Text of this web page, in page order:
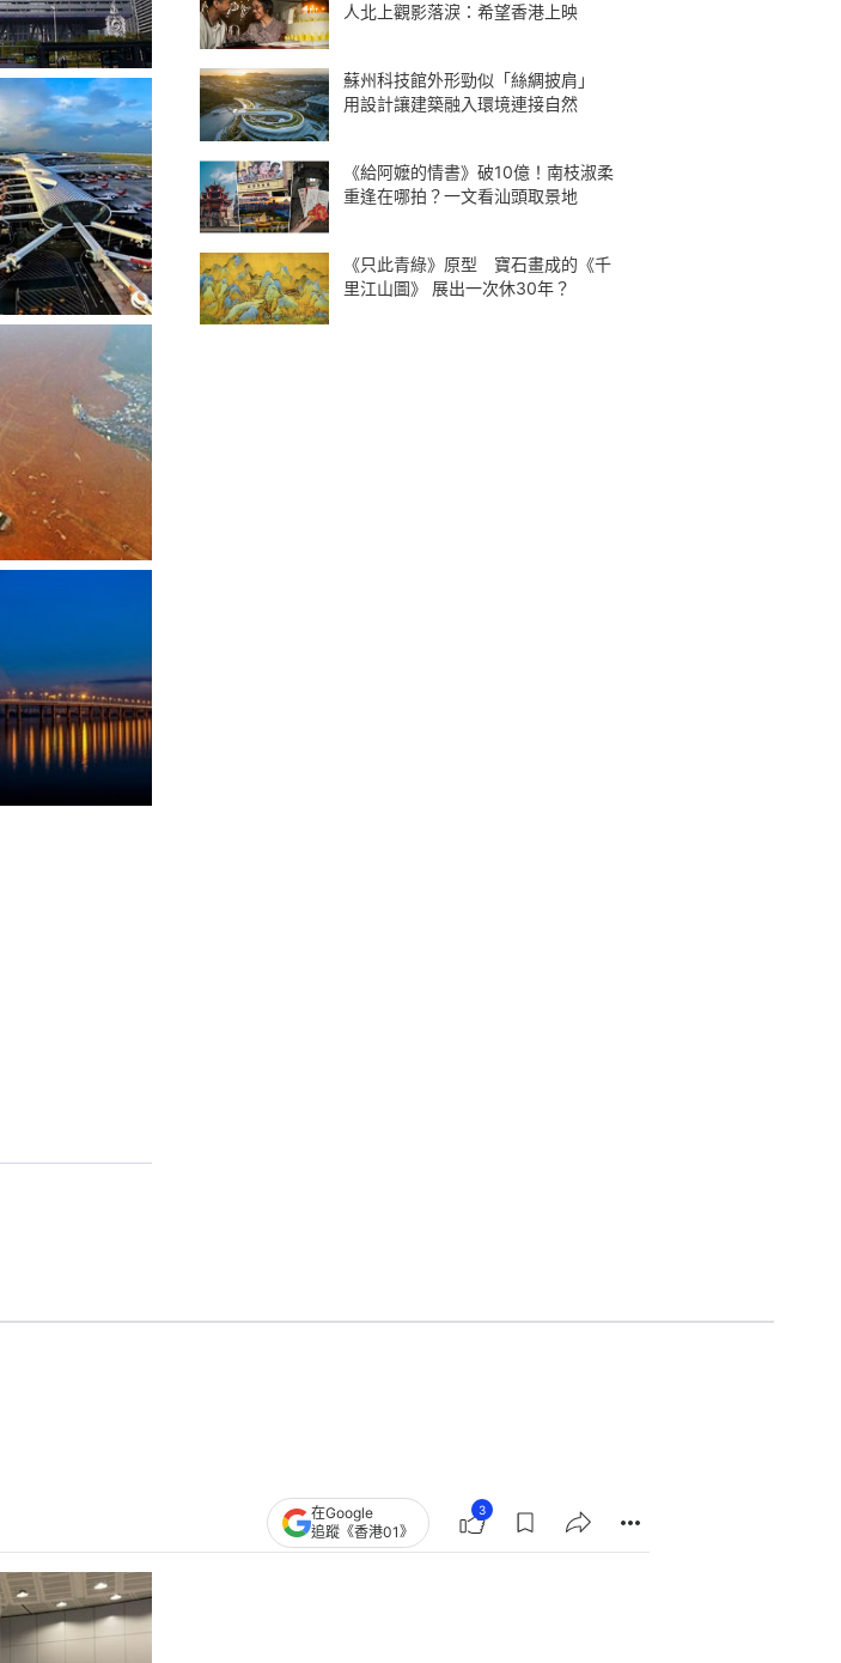
人北上觀影落淚：希望香港上映
蘇州科技館外形勁似「絲綢披肩」
用設計讓建築融入環境連接自然
《給阿嬤的情書》破10億！南枝淑柔
重逢在哪拍？一文看汕頭取景地
《只此青綠》原型 寶石畫成的《千
里江山圖》 展出一次休30年？
在Google
追蹤《香港01》
3